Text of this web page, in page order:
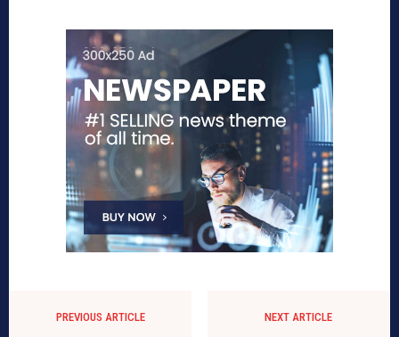
PREVIOUS ARTICLE NEXT ARTICLE